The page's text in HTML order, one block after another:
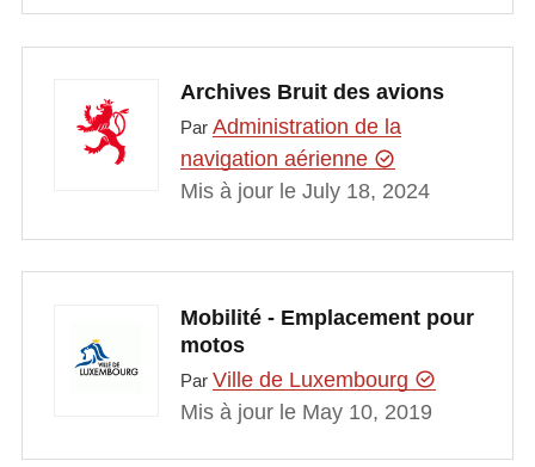
Archives Bruit des avions
Par Administration de la
navigation aérienne
Mis à jour le July 18, 2024
Mobilité - Emplacement pour
motos
Par Ville de Luxembourg
Mis à jour le May 10, 2019